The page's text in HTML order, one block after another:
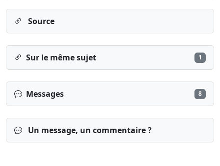
Source
Sur le même sujet 1
Messages 8
dimanche 14 septembre 2025, 20:08
Marathons.fr
Un message, un commentaire ?